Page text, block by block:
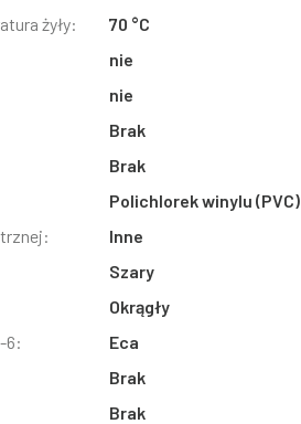
żyły:
70 °C
nie
nie
Brak
Brak
Polichlorek winylu (PVC)
Inne
Szary
Okrągły
6:
Eca
Brak
Brak